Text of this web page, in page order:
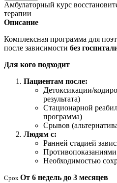
Амбулаторный курс
терапии
Описание
Комплексная программа для
после зависимости без
Для кого подходит
Пациентам после:
Детоксикации/
результата)
Стационарной
программа)
Срывов
Людям с:
Ранней стадией
Необходимостью
Срок От 6 недель до 3 месяцев